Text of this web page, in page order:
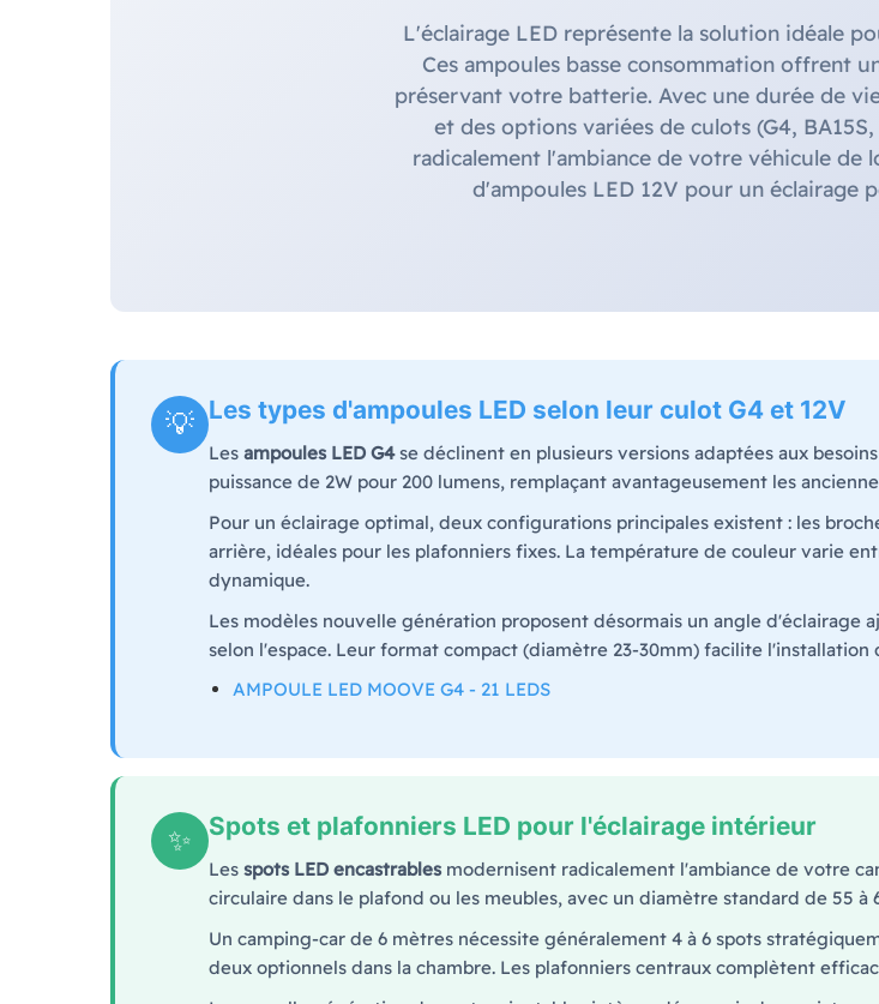
L'éclairage LED représente la solution idéale
Ces ampoules basse consommation offrent
préservant votre batterie. Avec une durée de
et des options variées de culots (G4,
radicalement l'ambiance de votre véhicule de
d'ampoules LED 12V pour un éclairage
💡 Les types d'ampoules LED selon leur culot G4 et 12V
Les ampoules LED G4se déclinent en plusieurs versions adaptées aux
puissance de 2W pour 200 lumens, remplaçant avantageusement les
Pour un éclairage optimal, deux configurations principales existent : les
arrière, idéales pour les plafonniers fixes. La température de couleur varie
dynamique.
Les modèles nouvelle génération proposent désormais un angle d'éclairage
selon l'espace. Leur format compact (diamètre 23-30mm) facilite l'installation
AMPOULE LED MOOVE G4 - 21 LEDS
✨ Spots et plafonniers LED pour l'éclairage intérieur
Les spots LED encastrablesmodernisent radicalement l'ambiance de votre
circulaire dans le plafond ou les meubles, avec un diamètre standard de 55 à
Un camping-car de 6 mètres nécessite généralement 4 à 6 spots
deux optionnels dans la chambre. Les plafonniers centraux complètent